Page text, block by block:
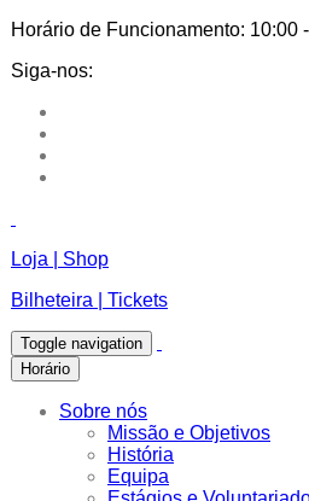
Horário de Funcionamento: 10:00
Siga-nos:
Loja | Shop
Bilheteira | Tickets
Toggle navigation
Horário
Sobre nós
Missão e Objetivos
História
Equipa